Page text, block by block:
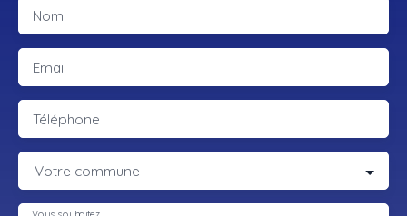
Nom
Email
Téléphone
Votre commune